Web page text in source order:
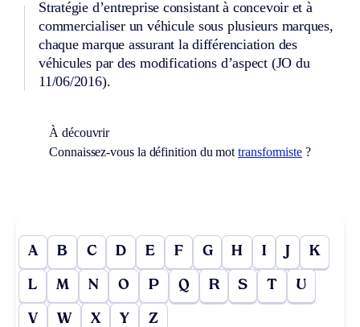
Stratégie d’entreprise consistant à concevoir et à
commercialiser un véhicule sous plusieurs marques,
chaque marque assurant la différenciation des
véhicules par des modifications d’aspect (JO du
11/06/2016).
À découvrir
Connaissez-vous la définition du mottransformiste ?
A B C D E F G H I J K
L M N O P Q R S T U
V W X Y Z